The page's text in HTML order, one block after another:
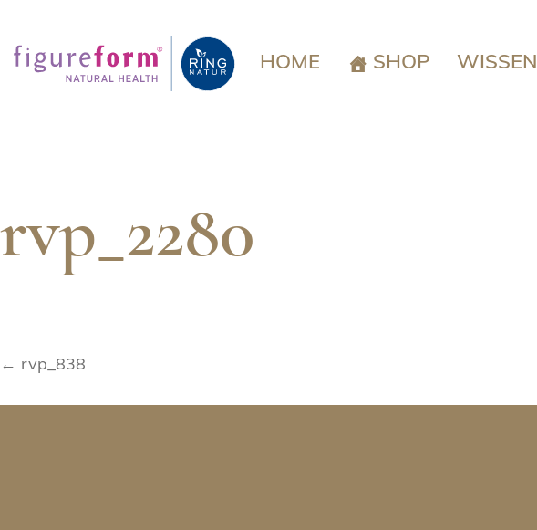
Inhalt
HOME SHOP WISSEN
rvp_2280
Beitragsnavigation
← rvp_838